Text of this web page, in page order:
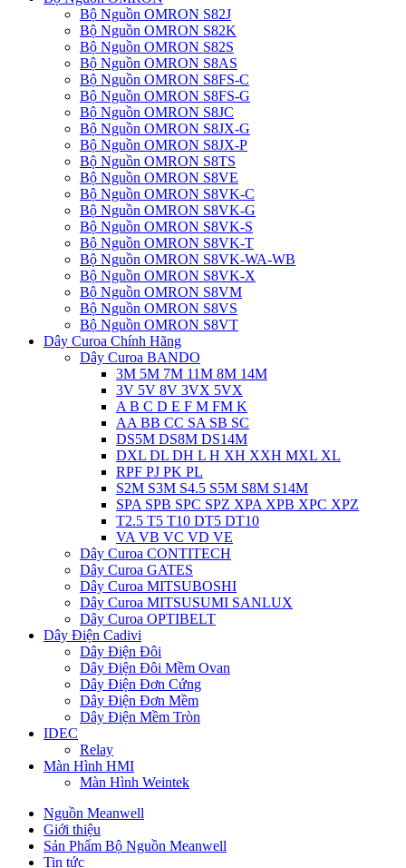
Bộ Nguồn OMRON S82J
Bộ Nguồn OMRON S82K
Bộ Nguồn OMRON S82S
Bộ Nguồn OMRON S8AS
Bộ Nguồn OMRON S8FS-C
Bộ Nguồn OMRON S8FS-G
Bộ Nguồn OMRON S8JC
Bộ Nguồn OMRON S8JX-G
Bộ Nguồn OMRON S8JX-P
Bộ Nguồn OMRON S8TS
Bộ Nguồn OMRON S8VE
Bộ Nguồn OMRON S8VK-C
Bộ Nguồn OMRON S8VK-G
Bộ Nguồn OMRON S8VK-S
Bộ Nguồn OMRON S8VK-T
Bộ Nguồn OMRON S8VK-WA-WB
Bộ Nguồn OMRON S8VK-X
Bộ Nguồn OMRON S8VM
Bộ Nguồn OMRON S8VS
Bộ Nguồn OMRON S8VT
Dây Curoa Chính Hãng
Dây Curoa BANDO
3M 5M 7M 11M 8M 14M
3V 5V 8V 3VX 5VX
A B C D E F M FM K
AA BB CC SA SB SC
DS5M DS8M DS14M
DXL DL DH L H XH XXH MXL XL
RPF PJ PK PL
S2M S3M S4.5 S5M S8M S14M
SPA SPB SPC SPZ XPA XPB XPC XPZ
T2.5 T5 T10 DT5 DT10
VA VB VC VD VE
Dây Curoa CONTITECH
Dây Curoa GATES
Dây Curoa MITSUBOSHI
Dây Curoa MITSUSUMI SANLUX
Dây Curoa OPTIBELT
Dây Điện Cadivi
Dây Điện Đôi
Dây Điện Đôi Mềm Ovan
Dây Điện Đơn Cứng
Dây Điện Đơn Mềm
Dây Điện Mềm Tròn
IDEC
Relay
Màn Hình HMI
Màn Hình Weintek
Nguồn Meanwell
Giới thiệu
Sản Phẩm Bộ Nguồn Meanwell
Tin tức